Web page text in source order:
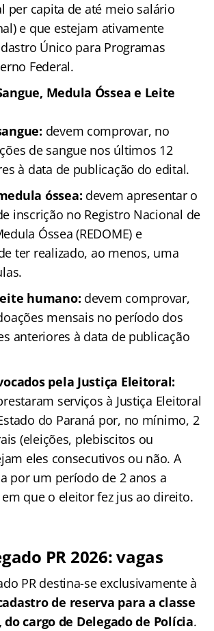
per capita de até meio salário
e que estejam ativamente
Único para Programas
Federal.
Medula Óssea e Leite
devem comprovar, no
de sangue nos últimos 12
à data de publicação do edital.
óssea: devem apresentar o
inscrição no Registro Nacional de
Óssea (REDOME) e
ter realizado, ao menos, uma
humano: devem comprovar,
mensais no período dos
anteriores à data de publicação
pela Justiça Eleitoral:
serviços à Justiça Eleitoral
do Paraná por, no mínimo, 2
(eleições, plebiscitos ou
eles consecutivos ou não. A
por um período de 2 anos a
que o eleitor fez jus ao direito.
PR 2026: vagas
PR destina-se exclusivamente à
de reserva para a classe
cargo de Delegado de Polícia.